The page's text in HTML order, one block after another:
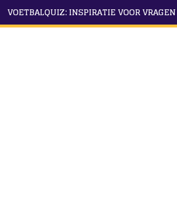
VOETBALQUIZ: INSPIRATIE VOOR VRAGEN